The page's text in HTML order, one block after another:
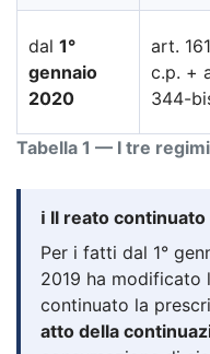
Tabella 1 — I tre
dal 1°
gennaio
2020
art.
c.p. +
344-
ℹ️ Il reato
Per i fatti dal 1°
2019 ha modificato
continuato la
atto della